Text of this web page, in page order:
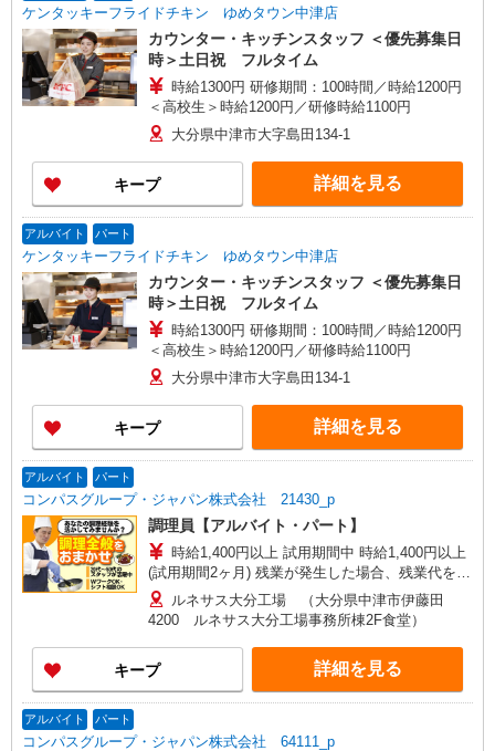
ケンタッキーフライドチキン ゆめタウン中津店
カウンター・キッチンスタッフ ＜優先募集日
時＞土日祝 フルタイム
時給1300円 研修期間：100時間／時給1200円
＜高校生＞時給1200円／研修時給1100円
大分県中津市大字島田134-1
キープ 詳細を見る
アルバイト パート
ケンタッキーフライドチキン ゆめタウン中津店
カウンター・キッチンスタッフ ＜優先募集日
時＞土日祝 フルタイム
時給1300円 研修期間：100時間／時給1200円
＜高校生＞時給1200円／研修時給1100円
大分県中津市大字島田134-1
キープ 詳細を見る
アルバイト パート
コンパスグループ・ジャパン株式会社 21430_p
調理員【アルバイト・パート】
時給1,400円以上 試用期間中 時給1,400円以上
(試用期間2ヶ月) 残業が発生した場合、残業代を1
分単位で別途支給します。
ルネサス大分工場 （大分県中津市伊藤田
4200 ルネサス大分工場事務所棟2F食堂）
キープ 詳細を見る
アルバイト パート
コンパスグループ・ジャパン株式会社 64111_p